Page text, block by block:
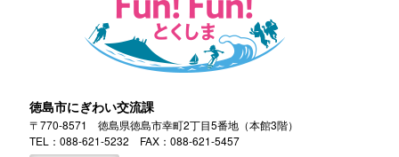
徳島市にぎわい交流課
〒770-8571 徳島県徳島市幸町2丁目5番地（本館3階）
TEL：088-621-5232 FAX：088-621-5457